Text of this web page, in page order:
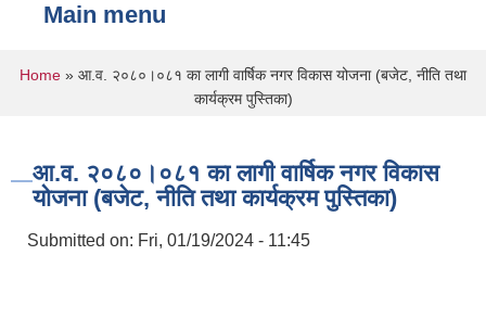
Main menu
You are here
Home » आ.व. २०८०।०८१ का लागी वार्षिक नगर विकास योजना (बजेट, नीति तथा
कार्यक्रम पुस्तिका)
आ.व. २०८०।०८१ का लागी वार्षिक नगर विकास
योजना (बजेट, नीति तथा कार्यक्रम पुस्तिका)
Submitted on: Fri, 01/19/2024 - 11:45